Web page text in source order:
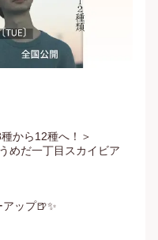
から12種へ！＞
めだ一丁目スカイビア
ップ🍺✨